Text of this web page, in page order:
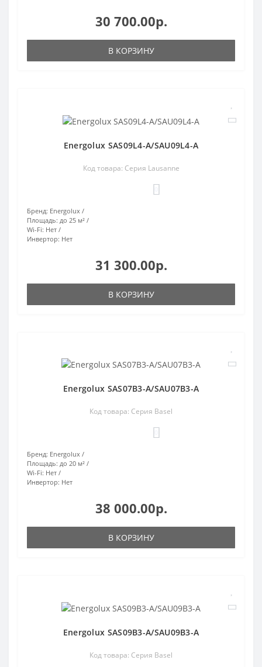
30 700.00р.
В КОРЗИНУ
Energolux SAS09L4-A/SAU09L4-A
Код товара: Серия Lausanne
Бренд: Energolux
Площадь: до 25 м²
Wi-Fi: Нет
Инвертор: Нет
31 300.00р.
В КОРЗИНУ
Energolux SAS07B3-A/SAU07B3-A
Код товара: Серия Basel
Бренд: Energolux
Площадь: до 20 м²
Wi-Fi: Нет
Инвертор: Нет
38 000.00р.
В КОРЗИНУ
Energolux SAS09B3-A/SAU09B3-A
Код товара: Серия Basel